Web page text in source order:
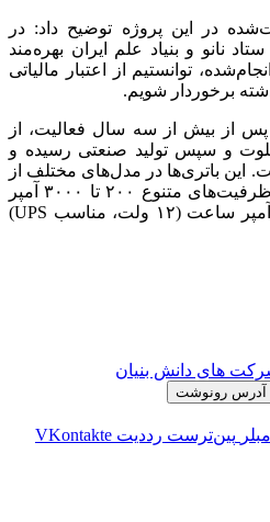
در این پروژه توضیح داد: در
نانو و بنیاد علم ایران بهره‌مند
توانستیم از اعتبار مالیاتی
پس از بیش از سه سال فعالیت، از
و سپس تولید صنعتی رسیده و
این باتری‌ها در مدل‌های مختلف از
جمله ۲ ولت و ۱۲ ولت و در ظرفیت‌های متنوع ۲۰۰ تا ۳۰۰۰ آمپر
ساعت (۲ ولت) و ۲۸ تا ۱۰۰ آمپر ساعت (۱۲ ولت، مناسب UPS)
های دانش بنیان
آدرس رونوشت
‫پین‌ترست ‫رددیت ‫VKontakte